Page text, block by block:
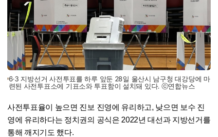
6·3 지방선거 사전투표를 하루 앞둔 28일 울산시 남구청 대강당에 마
련된 사전투표소에 기표소와 투표함이 설치돼 있다. ⓒ연합뉴스
사전투표율이 높으면 진보 진영에 유리하고, 낮으면 보수 진
영에 유리하다는 정치권의 공식은 2022년 대선과 지방선거를
통해 깨지기도 했다.